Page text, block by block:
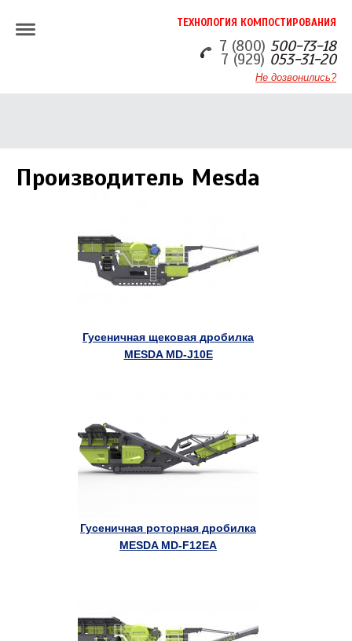
ТЕХНОЛОГИЯ КОМПОСТИРОВАНИЯ
7 (800) 500-73-18
7 (929) 053-31-20
Не дозвонились?
Производитель Mesda
Гусеничная щековая дробилка
MESDA MD-J10E
Гусеничная роторная дробилка
MESDA MD-F12EA